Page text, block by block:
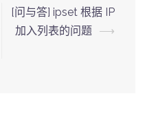
[问与答] ipset 根据 IP
加入列表的问题 ⟶